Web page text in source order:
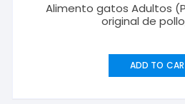
Alimento gatos Adultos
original de
ADD TO